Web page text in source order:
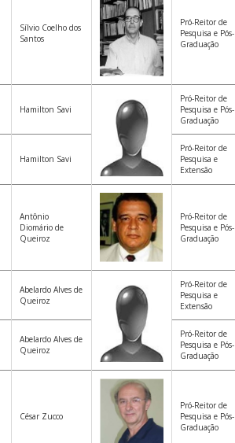
Sílvio Coelho dos
Santos
Pró-Reitor de
Pesquisa e Pós-
Graduação
Hamilton Savi
Pró-Reitor de
Pesquisa e Pós-
Graduação
Hamilton Savi
Pró-Reitor de
Pesquisa e
Extensão
Antônio
Diomário de
Queiroz
Pró-Reitor de
Pesquisa e Pós-
Graduação
Abelardo Alves de
Queiroz
Pró-Reitor de
Pesquisa e
Extensão
Abelardo Alves de
Queiroz
Pró-Reitor de
Pesquisa e Pós-
Graduação
César Zucco
Pró-Reitor de
Pesquisa e Pós-
Graduação